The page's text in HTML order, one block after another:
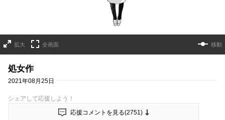
拡大 全画面 移動
処女作
2021年08月25日
シェアして応援しよう！
応援コメントを見る(2751)